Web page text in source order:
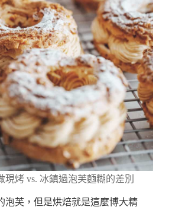
現烤 vs. 冰鎮過泡芙麵糊的差別
泡芙，但是烘焙就是這麼博大精